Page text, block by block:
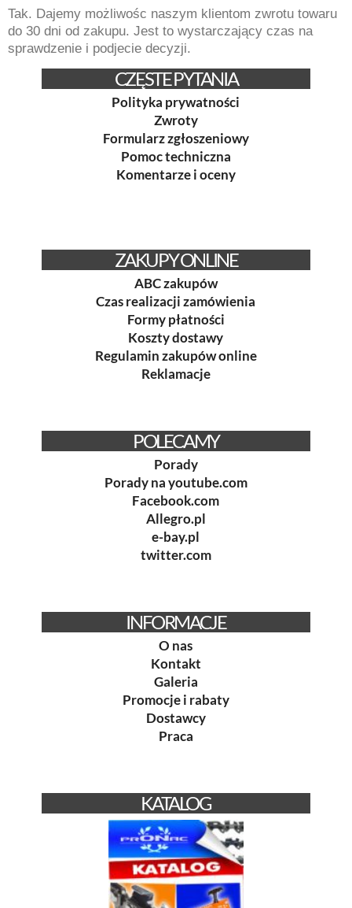
Tak. Dajemy możliwośc naszym klientom zwrotu towaru
do 30 dni od zakupu. Jest to wystarczający czas na
sprawdzenie i podjecie decyzji.
CZĘSTE PYTANIA
Polityka prywatności
Zwroty
Formularz zgłoszeniowy
Pomoc techniczna
Komentarze i oceny
ZAKUPY ONLINE
ABC zakupów
Czas realizacji zamówienia
Formy płatności
Koszty dostawy
Regulamin zakupów online
Reklamacje
POLECAMY
Porady
Porady na youtube.com
Facebook.com
Allegro.pl
e-bay.pl
twitter.com
INFORMACJE
O nas
Kontakt
Galeria
Promocje i rabaty
Dostawcy
Praca
KATALOG